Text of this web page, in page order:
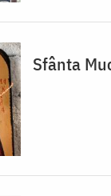
Sfânta